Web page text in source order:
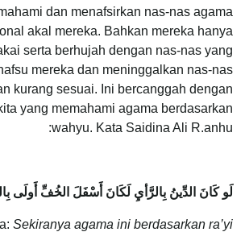
dan menafsirkan nas-nas agama
akal mereka. Bahkan mereka hanya
serta berhujah dengan nas-nas yang
mereka dan meninggalkan nas-nas
kurang sesuai. Ini bercanggah dengan
yang memahami agama berdasarkan
wahyu. Kata Saidina Ali R.anhu:
لَو كَانَ الدِّينُ بِالرَّأيِ لَكَانَ أَسْفَلَ الخُفِّ أَولَى
Sekiranya agama ini berdasarkan ra’yi